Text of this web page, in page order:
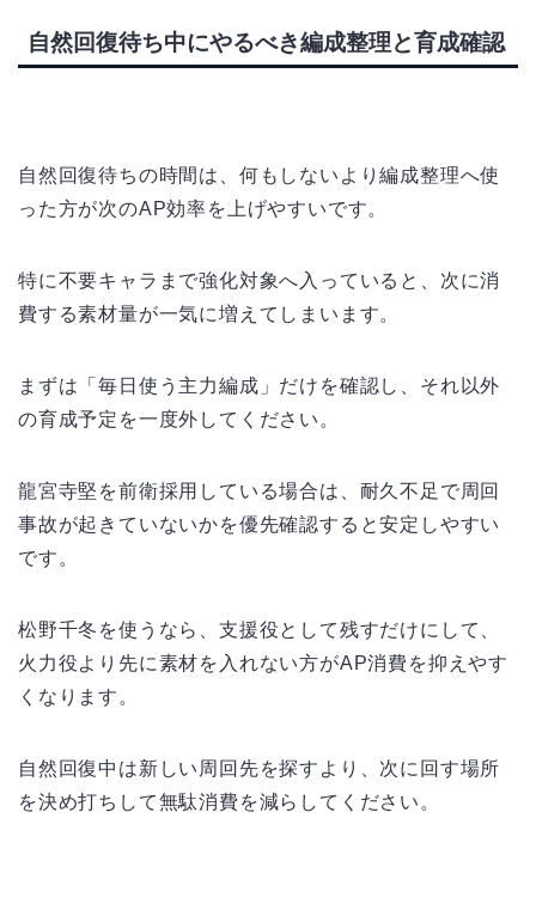
自然回復待ち中にやるべき編成整理と育成確認
自然回復待ちの時間は、何もしないより編成整理へ使
った方が次のAP効率を上げやすいです。
特に不要キャラまで強化対象へ入っていると、次に消
費する素材量が一気に増えてしまいます。
まずは「毎日使う主力編成」だけを確認し、それ以外
の育成予定を一度外してください。
龍宮寺堅を前衛採用している場合は、耐久不足で周回
事故が起きていないかを優先確認すると安定しやすい
です。
松野千冬を使うなら、支援役として残すだけにして、
火力役より先に素材を入れない方がAP消費を抑えやす
くなります。
自然回復中は新しい周回先を探すより、次に回す場所
を決め打ちして無駄消費を減らしてください。